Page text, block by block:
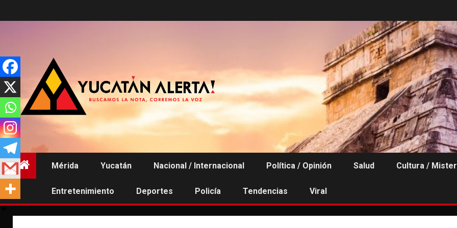
al
Mérida Yucatán Nacional / Internacional Política / Opinión Salud Cultura /
Entretenimiento Deportes Policía Tendencias Viral